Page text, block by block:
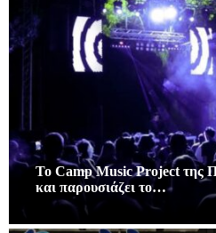
Το Camp Music Project της
και παρουσιάζει το…